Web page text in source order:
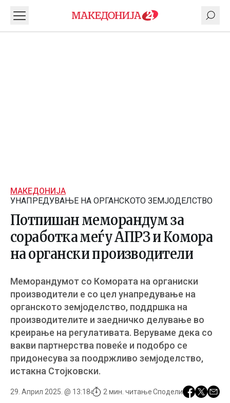
МАКЕДОНИЈА
УНАПРЕДУВАЊЕ НА ОРГАНСКОТО ЗЕМЈОДЕЛСТВО
Потпишан меморандум за
соработка меѓу АПРЗ и Комора
на органски производители
Меморандумот со Комората на органиски
производители е со цел унапредување на
органското земјоделство, поддршка на
производителите и заедничко делување во
креирање на регулативата. Веруваме дека со
вакви партнерства повеќе и подобро се
придонесува за поодржливо земјоделство,
истакна Стојковски.
29. Април 2025. @ 13:18 2 мин. читањеСподели